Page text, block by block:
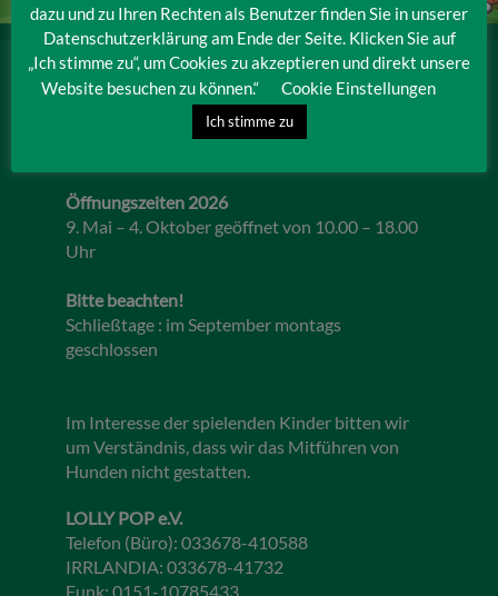
IRRLANDIA – der MitMachPark
Lebbiner Straße 1
15859 Storkow (Mark)
Öffnungszeiten 2026
9. Mai – 4. Oktober geöffnet von 10.00 – 18.00
Uhr
Bitte beachten!
Schließtage : im September montags
geschlossen
Im Interesse der spielenden Kinder bitten wir
um Verständnis, dass wir das Mitführen von
Hunden nicht gestatten.
LOLLY POP e.V.
Telefon (Büro): 033678-410588
IRRLANDIA: 033678-41732
Funk: 0151-10785433
dazu und zu Ihren Rechten als Benutzer finden Sie in unserer
Datenschutzerklärung am Ende der Seite. Klicken Sie auf
„Ich stimme zu“, um Cookies zu akzeptieren und direkt unsere
Website besuchen zu können.“
Cookie Einstellungen
Ich stimme zu